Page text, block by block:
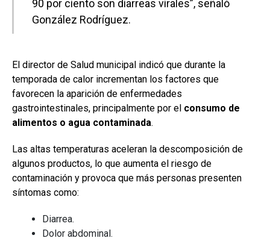
90 por ciento son diarreas virales”, señaló
González Rodríguez.
El director de Salud municipal indicó que durante la
temporada de calor incrementan los factores que
favorecen la aparición de enfermedades
gastrointestinales, principalmente por el consumo de
alimentos o agua contaminada.
Las altas temperaturas aceleran la descomposición de
algunos productos, lo que aumenta el riesgo de
contaminación y provoca que más personas presenten
síntomas como:
Diarrea.
Dolor abdominal.